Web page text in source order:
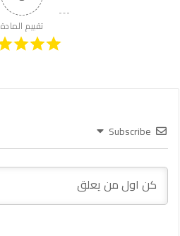
تقييم المادة
Subscribe